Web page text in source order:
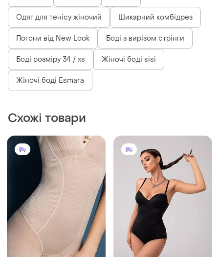
Одяг для тенісу жіночий Шикарний комбідрез
Погони від New Look Боді з вирізом стрінги
Боді розміру 34 / xs Жіночі боді sisi
Жіночі боді Esmara
Схожі товари